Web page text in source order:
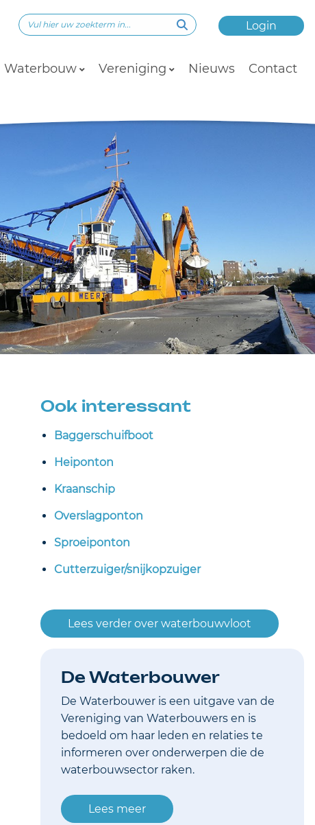
Login
Waterbouw Vereniging Nieuws Contact
Ook interessant
Baggerschuifboot
Heiponton
Kraanschip
Overslagponton
Sproeiponton
Cutterzuiger/snijkopzuiger
Lees verder over waterbouwvloot
De Waterbouwer
De Waterbouwer is een uitgave van de
Vereniging van Waterbouwers en is
bedoeld om haar leden en relaties te
informeren over onderwerpen die de
waterbouwsector raken.
Lees meer